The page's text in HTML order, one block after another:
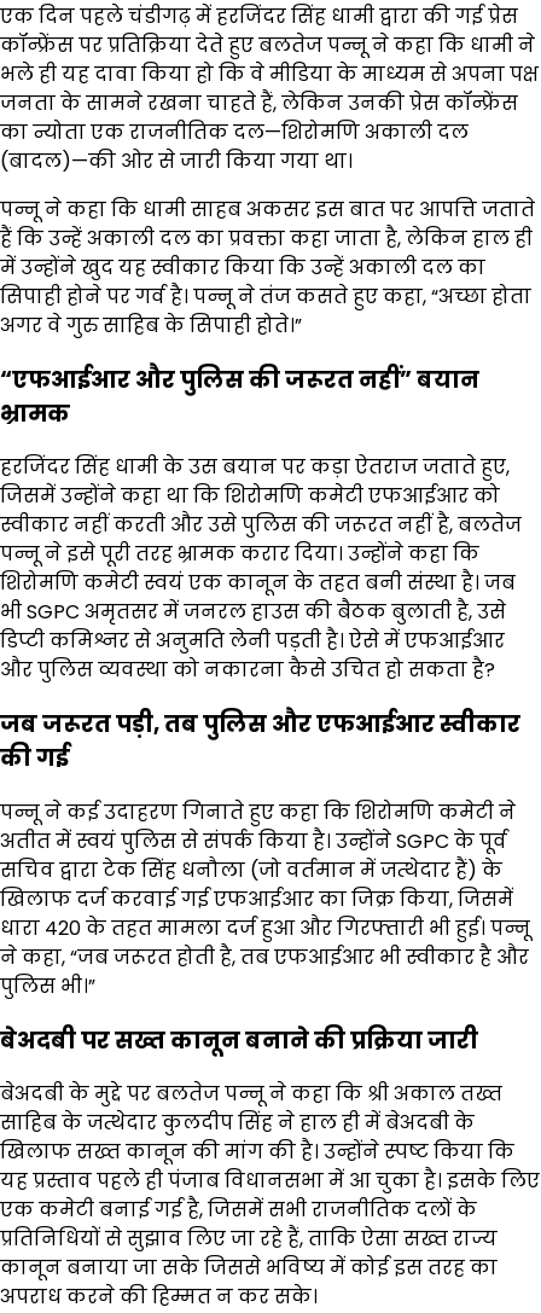
एक दिन पहले चंडीगढ़ में हरजिंदर सिंह धामी द्वारा की गई प्रेस
कॉन्फ्रेंस पर प्रतिक्रिया देते हुए बलतेज पन्नू ने कहा कि धामी ने
भले ही यह दावा किया हो कि वे मीडिया के माध्यम से अपना पक्ष
जनता के सामने रखना चाहते हैं, लेकिन उनकी प्रेस कॉन्फ्रेंस
का न्योता एक राजनीतिक दल—शिरोमणि अकाली दल
(बादल)—की ओर से जारी किया गया था।
पन्नू ने कहा कि धामी साहब अकसर इस बात पर आपत्ति जताते
हैं कि उन्हें अकाली दल का प्रवक्ता कहा जाता है, लेकिन हाल ही
में उन्होंने खुद यह स्वीकार किया कि उन्हें अकाली दल का
सिपाही होने पर गर्व है। पन्नू ने तंज कसते हुए कहा, “अच्छा होता
अगर वे गुरु साहिब के सिपाही होते।”
“एफआईआर और पुलिस की जरूरत नहीं” बयान
भ्रामक
हरजिंदर सिंह धामी के उस बयान पर कड़ा ऐतराज जताते हुए,
जिसमें उन्होंने कहा था कि शिरोमणि कमेटी एफआईआर को
स्वीकार नहीं करती और उसे पुलिस की जरूरत नहीं है, बलतेज
पन्नू ने इसे पूरी तरह भ्रामक करार दिया। उन्होंने कहा कि
शिरोमणि कमेटी स्वयं एक कानून के तहत बनी संस्था है। जब
भी SGPC अमृतसर में जनरल हाउस की बैठक बुलाती है, उसे
डिप्टी कमिश्नर से अनुमति लेनी पड़ती है। ऐसे में एफआईआर
और पुलिस व्यवस्था को नकारना कैसे उचित हो सकता है?
जब जरूरत पड़ी, तब पुलिस और एफआईआर स्वीकार
की गई
पन्नू ने कई उदाहरण गिनाते हुए कहा कि शिरोमणि कमेटी ने
अतीत में स्वयं पुलिस से संपर्क किया है। उन्होंने SGPC के पूर्व
सचिव द्वारा टेक सिंह धनौला (जो वर्तमान में जत्थेदार हैं) के
खिलाफ दर्ज करवाई गई एफआईआर का जिक्र किया, जिसमें
धारा 420 के तहत मामला दर्ज हुआ और गिरफ्तारी भी हुई। पन्नू
ने कहा, “जब जरूरत होती है, तब एफआईआर भी स्वीकार है और
पुलिस भी।”
बेअदबी पर सख्त कानून बनाने की प्रक्रिया जारी
बेअदबी के मुद्दे पर बलतेज पन्नू ने कहा कि श्री अकाल तख्त
साहिब के जत्थेदार कुलदीप सिंह ने हाल ही में बेअदबी के
खिलाफ सख्त कानून की मांग की है। उन्होंने स्पष्ट किया कि
यह प्रस्ताव पहले ही पंजाब विधानसभा में आ चुका है। इसके लिए
एक कमेटी बनाई गई है, जिसमें सभी राजनीतिक दलों के
प्रतिनिधियों से सुझाव लिए जा रहे हैं, ताकि ऐसा सख्त राज्य
कानून बनाया जा सके जिससे भविष्य में कोई इस तरह का
अपराध करने की हिम्मत न कर सके।